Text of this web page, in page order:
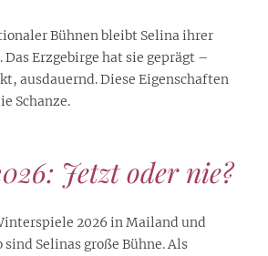
Bühnen bleibt Selina ihrer
Erzgebirge hat sie geprägt –
ausdauernd. Diese Eigenschaften
Schanze.
Jetzt oder nie?
2026 in Mailand und
Selinas große Bühne. Als